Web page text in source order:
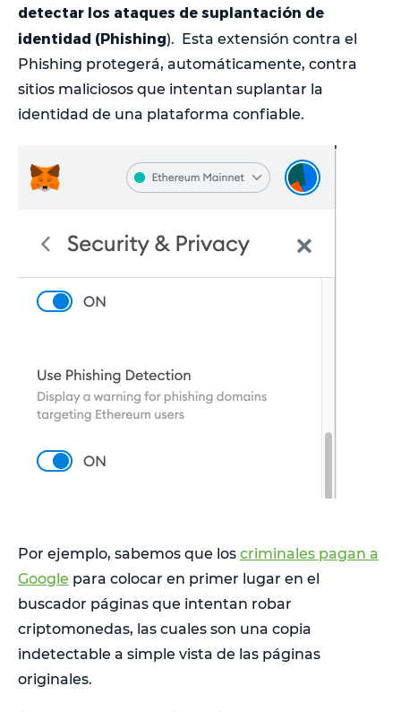
detectar los ataques de suplantación de
identidad (Phishing). Esta extensión contra el
Phishing protegerá, automáticamente, contra
sitios maliciosos que intentan suplantar la
identidad de una plataforma confiable.
Por ejemplo, sabemos que los criminales pagan a
Google para colocar en primer lugar en el
buscador páginas que intentan robar
criptomonedas, las cuales son una copia
indetectable a simple vista de las páginas
originales.